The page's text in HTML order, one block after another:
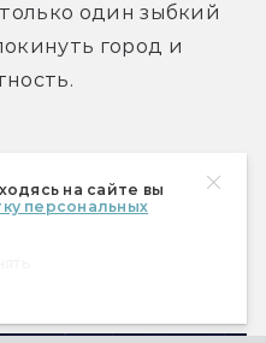
на сайте вы
персональных
один зыбкий
город и
Зан
Книга 1: